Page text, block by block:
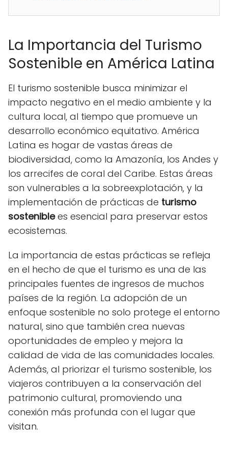
La Importancia del Turismo
Sostenible en América Latina
El turismo sostenible busca minimizar el
impacto negativo en el medio ambiente y la
cultura local, al tiempo que promueve un
desarrollo económico equitativo. América
Latina es hogar de vastas áreas de
biodiversidad, como la Amazonía, los Andes y
los arrecifes de coral del Caribe. Estas áreas
son vulnerables a la sobreexplotación, y la
implementación de prácticas de turismo
sosteniblees esencial para preservar estos
ecosistemas.
La importancia de estas prácticas se refleja
en el hecho de que el turismo es una de las
principales fuentes de ingresos de muchos
países de la región. La adopción de un
enfoque sostenible no solo protege el entorno
natural, sino que también crea nuevas
oportunidades de empleo y mejora la
calidad de vida de las comunidades locales.
Además, al priorizar el turismo sostenible, los
viajeros contribuyen a la conservación del
patrimonio cultural, promoviendo una
conexión más profunda con el lugar que
visitan.